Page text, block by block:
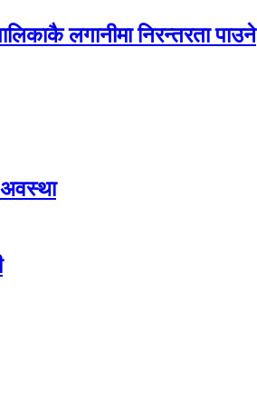
लगानीमा निरन्तरता पाउने
अवस्था